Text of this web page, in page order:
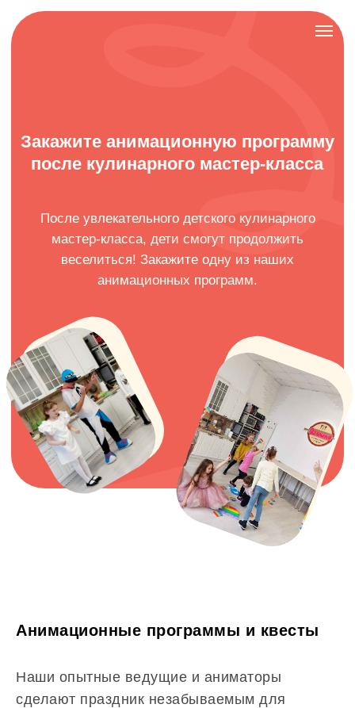
мастер-класса, дети смогут продолжить
Анимационные программы и квесты
Наши опытные ведущие и аниматоры
сделают праздник незабываемым для